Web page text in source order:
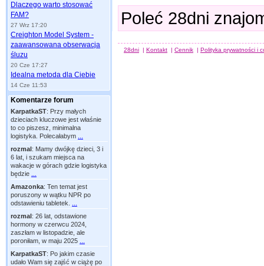
Dlaczego warto stosować
FAM?
27 Wrz 17:20
Creighton Model System -
zaawansowana obserwacja
śluzu
20 Cze 17:27
Idealna metoda dla Ciebie
14 Cze 11:53
Komentarze forum
KarpatkaST: Przy małych
dzieciach kluczowe jest właśnie
to co piszesz, minimalna
logistyka. Polecałabym
rozmal: Mamy dwójkę dzieci, 3 i
6 lat, i szukam miejsca na
wakacje w górach gdzie logistyka
będzie
Amazonka: Ten temat jest
poruszony w wątku NPR po
odstawieniu tabletek.
rozmal: 26 lat, odstawione
hormony w czerwcu 2024,
zaszłam w listopadzie, ale
poroniłam, w maju 2025
KarpatkaST: Po jakim czasie
udało Wam się zajść w ciążę po
Poleć 28dni
28dni | Kontakt | Cennik | Polityka prywatności i